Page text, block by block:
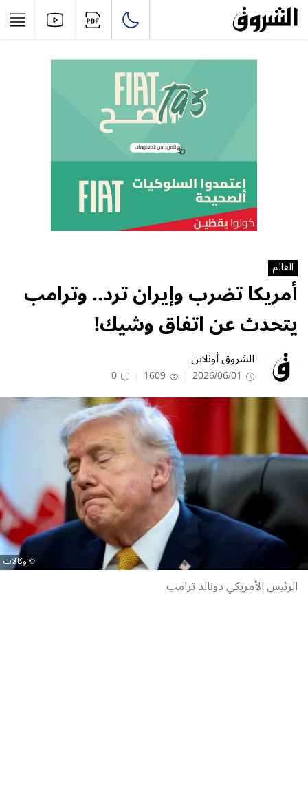
العالم
أمريكا تضرب وإيران ترد.. وترامب
يتحدث عن اتفاق وشيك!
الشروق أونلاين
2026/06/01
1609
0
وكالات
الرئيس الأمريكي دونالد ترامب